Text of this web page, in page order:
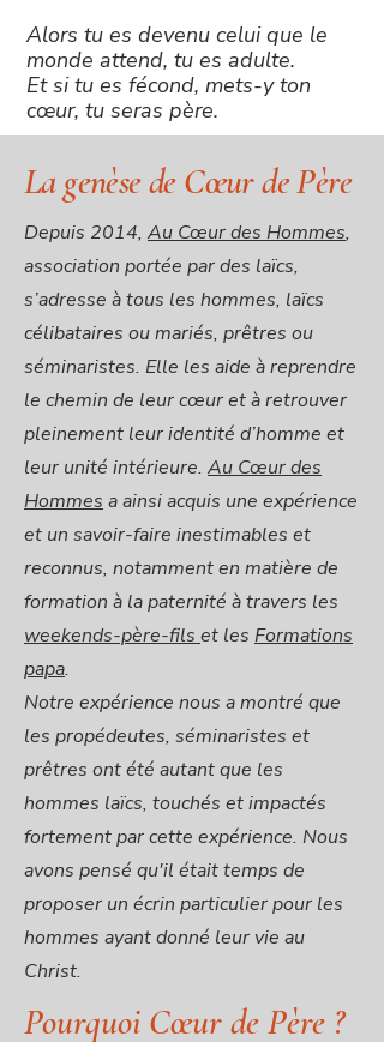
Alors tu es devenu celui que le
monde attend, tu es adulte.
Et si tu es fécond, mets-y ton
cœur, tu seras père.
La genèse de Cœur de Père
Depuis 2014, Au Cœur des Hommes,
association portée par des laïcs,
s’adresse à tous les hommes, laïcs
célibataires ou mariés, prêtres ou
séminaristes. Elle les aide à reprendre
le chemin de leur cœur et à retrouver
pleinement leur identité d’homme et
leur unité intérieure. Au Cœur des
Hommes a ainsi acquis une expérience
et un savoir-faire inestimables et
reconnus, notamment en matière de
formation à la paternité à travers les
weekends-père-fils et les Formations
papa.
Notre expérience nous a montré que
les propédeutes, séminaristes et
prêtres ont été autant que les
hommes laïcs, touchés et impactés
fortement par cette expérience. Nous
avons pensé qu'il était temps de
proposer un écrin particulier pour les
hommes ayant donné leur vie au
Christ.
Pourquoi Cœur de Père ?